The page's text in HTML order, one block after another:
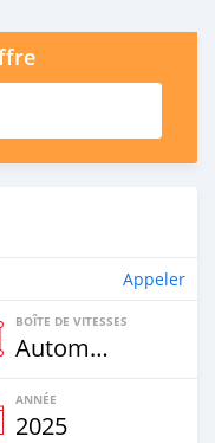
Appeler
BOÎTE DE VITESSES
Automatique
ANNÉE
2025